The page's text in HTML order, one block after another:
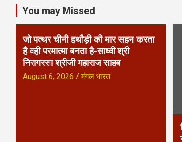
t
n
a
You may Missed
जो पत्थर चीनी हथौड़ी की मार सहन करता
है वही परमात्मा बनता है-साध्वी श्री
निरागरसा श्रीजी महाराज साहब
August 6, 2026 मंगल भारत